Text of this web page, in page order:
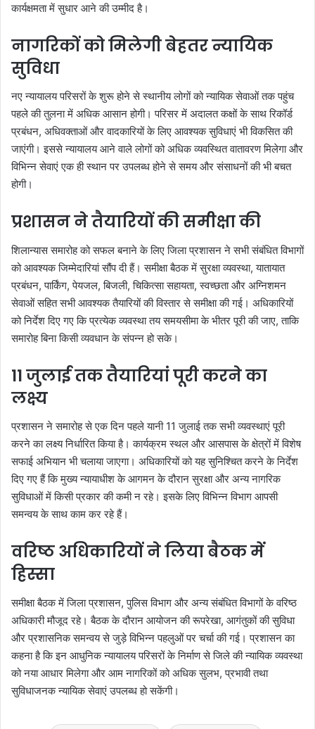
कार्यक्षमता में सुधार आने की उम्मीद है।
नागरिकों को मिलेगी बेहतर न्यायिक
सुविधा
नए न्यायालय परिसरों के शुरू होने से स्थानीय लोगों को न्यायिक सेवाओं तक पहुंच
पहले की तुलना में अधिक आसान होगी। परिसर में अदालत कक्षों के साथ रिकॉर्ड
प्रबंधन, अधिवक्ताओं और वादकारियों के लिए आवश्यक सुविधाएं भी विकसित की
जाएंगी। इससे न्यायालय आने वाले लोगों को अधिक व्यवस्थित वातावरण मिलेगा और
विभिन्न सेवाएं एक ही स्थान पर उपलब्ध होने से समय और संसाधनों की भी बचत
होगी।
प्रशासन ने तैयारियों की समीक्षा की
शिलान्यास समारोह को सफल बनाने के लिए जिला प्रशासन ने सभी संबंधित विभागों
को आवश्यक जिम्मेदारियां सौंप दी हैं। समीक्षा बैठक में सुरक्षा व्यवस्था, यातायात
प्रबंधन, पार्किंग, पेयजल, बिजली, चिकित्सा सहायता, स्वच्छता और अग्निशमन
सेवाओं सहित सभी आवश्यक तैयारियों की विस्तार से समीक्षा की गई। अधिकारियों
को निर्देश दिए गए कि प्रत्येक व्यवस्था तय समयसीमा के भीतर पूरी की जाए, ताकि
समारोह बिना किसी व्यवधान के संपन्न हो सके।
11 जुलाई तक तैयारियां पूरी करने का
लक्ष्य
प्रशासन ने समारोह से एक दिन पहले यानी 11 जुलाई तक सभी व्यवस्थाएं पूरी
करने का लक्ष्य निर्धारित किया है। कार्यक्रम स्थल और आसपास के क्षेत्रों में विशेष
सफाई अभियान भी चलाया जाएगा। अधिकारियों को यह सुनिश्चित करने के निर्देश
दिए गए हैं कि मुख्य न्यायाधीश के आगमन के दौरान सुरक्षा और अन्य नागरिक
सुविधाओं में किसी प्रकार की कमी न रहे। इसके लिए विभिन्न विभाग आपसी
समन्वय के साथ काम कर रहे हैं।
वरिष्ठ अधिकारियों ने लिया बैठक में
हिस्सा
समीक्षा बैठक में जिला प्रशासन, पुलिस विभाग और अन्य संबंधित विभागों के वरिष्ठ
अधिकारी मौजूद रहे। बैठक के दौरान आयोजन की रूपरेखा, आगंतुकों की सुविधा
और प्रशासनिक समन्वय से जुड़े विभिन्न पहलुओं पर चर्चा की गई। प्रशासन का
कहना है कि इन आधुनिक न्यायालय परिसरों के निर्माण से जिले की न्यायिक व्यवस्था
को नया आधार मिलेगा और आम नागरिकों को अधिक सुलभ, प्रभावी तथा
सुविधाजनक न्यायिक सेवाएं उपलब्ध हो सकेंगी।